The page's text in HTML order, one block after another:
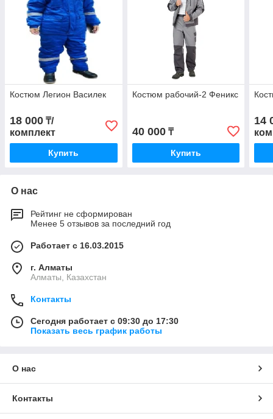
Костюм Легион Василек
18 000 ₸/
комплект
Купить
Костюм рабочий-2 Феникс
40 000₸
Купить
14
О нас
Рейтинг не сформирован
Менее 5 отзывов за последний год
Работает с 16.03.2015
г. Алматы
Алматы, Казахстан
Контакты
Сегодня работает с 09:30 до 17:30
Показать весь график работы
О нас
Контакты